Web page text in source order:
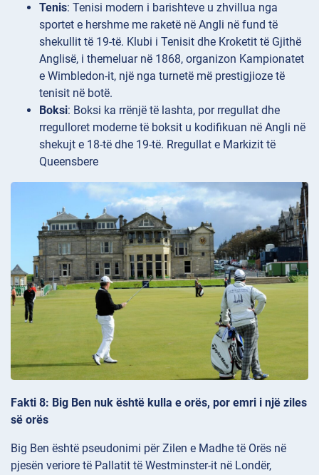
Tenis: Tenisi modern i barishteve u zhvillua nga
sportet e hershme me raketë në Angli në fund të
shekullit të 19-të. Klubi i Tenisit dhe Kroketit të Gjithë
Anglisë, i themeluar në 1868, organizon Kampionatet
e Wimbledon-it, një nga turnetë më prestigjioze të
tenisit në botë.
Boksi: Boksi ka rrënjë të lashta, por rregullat dhe
rregulloret moderne të boksit u kodifikuan në Angli në
shekujt e 18-të dhe 19-të. Rregullat e Markizit të
Queensbere
Fakti 8: Big Ben nuk është kulla e orës, por emri i një ziles
së orës
Big Ben është pseudonimi për Zilen e Madhe të Orës në
pjesën veriore të Pallatit të Westminster-it në Londër,